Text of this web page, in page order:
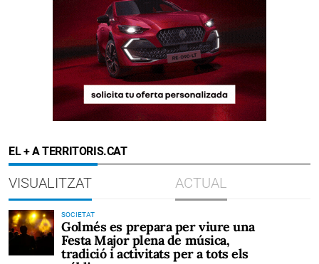
EL + A TERRITORIS.CAT
VISUALITZAT ACTUAL
SOCIETAT
Golmés es prepara per viure una
Festa Major plena de música,
tradició i activitats per a tots els